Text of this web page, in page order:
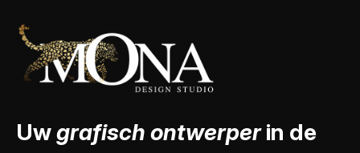
Uwgrafisch ontwerperin de